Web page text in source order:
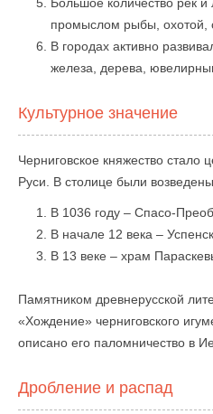
промыслом рыбы, охотой,
В городах активно
железа, дерева,
Культурное значение
Черниговское княжество стало
Руси. В столице были
В 1036 году – Спасо-
В начале 12 века –
В 13 веке – храм
Памятником древнерусской
«Хождение» черниговского
описано его паломничество в
Дробление и распад